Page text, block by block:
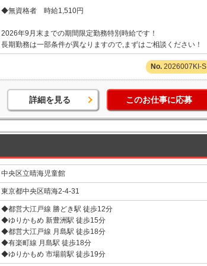
◆無資格者 時給1,510円
2026年9月末までの期間限定勤務特別時給です！
長期勤務は一部条件が異なりますので,まずはご相談ください！
2026007KI-S
詳細を見る このお仕事に応募
中央区立晴海児童館
東京都中央区晴海2-4-31
◆都営大江戸線 勝どき駅 徒歩12分
◆ゆりかもめ 新豊洲駅 徒歩15分
◆都営大江戸線 月島駅 徒歩18分
◆有楽町線 月島駅 徒歩18分
◆ゆりかもめ 市場前駅 徒歩19分